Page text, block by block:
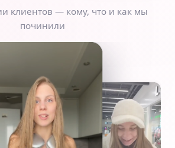
клиентов — кому, что и как мы
починили